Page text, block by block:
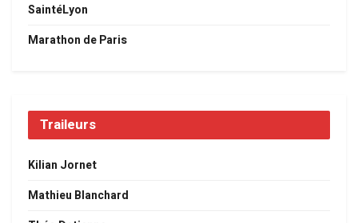
SaintéLyon
Marathon de Paris
Traileurs
Kilian Jornet
Mathieu Blanchard